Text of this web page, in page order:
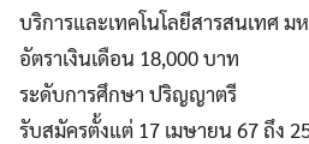
บริการและเทคโนโลยีสารสนเทศ
อัตราเงินเดือน 18,000 บาท
ระดับการศึกษา ปริญญาตรี
รับสมัครตั้งแต่ 17 เมษายน 67 ถึง